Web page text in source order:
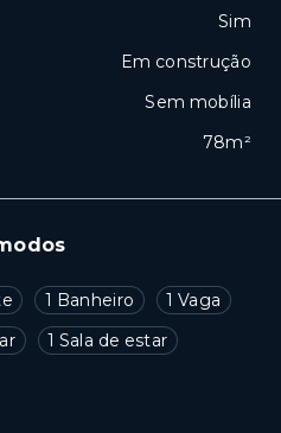
1 Banheiro
1 Vaga
1 Sala de estar
Sim
Em construção
Sem mobília
78m²